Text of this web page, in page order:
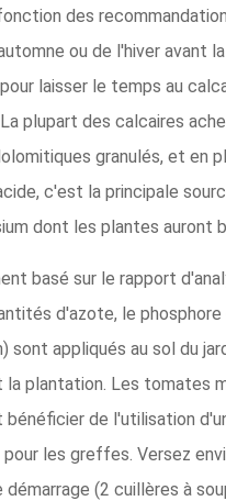
des
ou de l'hiver avant
laisser le temps au
plupart des calcaires
granulés, et en
c'est la principale
dont les plantes auront
basé sur le rapport
d'azote, le
sont appliqués au sol du
la plantation. Les tomates
de l'utilisation
pour les greffes. Versez
démarrage (2 cuillères à